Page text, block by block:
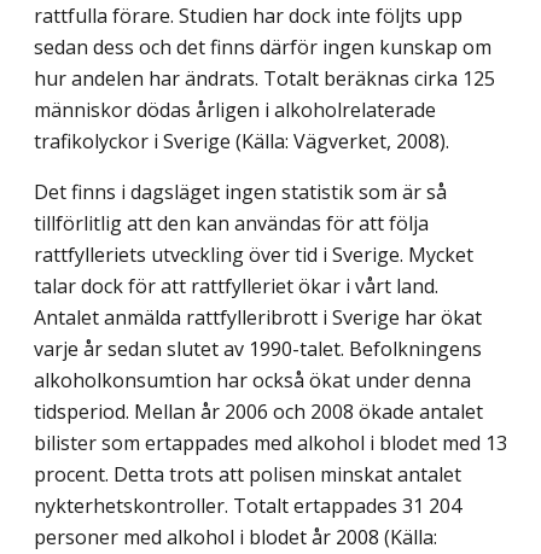
rattfulla förare. Studien har dock inte följts upp
sedan dess och det finns därför ingen kunskap om
hur andelen har ändrats. Totalt beräknas cirka 125
människor dödas årligen i alkoholrelaterade
trafikolyckor i Sverige (Källa: Vägverket, 2008).
Det finns i dagsläget ingen statistik som är så
tillförlitlig att den kan användas för att följa
rattfylleriets utveckling över tid i Sverige. Mycket
talar dock för att rattfylleriet ökar i vårt land.
Antalet anmälda rattfylleribrott i Sverige har ökat
varje år sedan slutet av 1990-talet. Befolkningens
alkoholkonsumtion har också ökat under denna
tidsperiod. Mellan år 2006 och 2008 ökade antalet
bilister som ertappades med alkohol i blodet med 13
procent. Detta trots att polisen minskat antalet
nykterhetskontroller. Totalt ertappades 31 204
personer med alkohol i blodet år 2008 (Källa: